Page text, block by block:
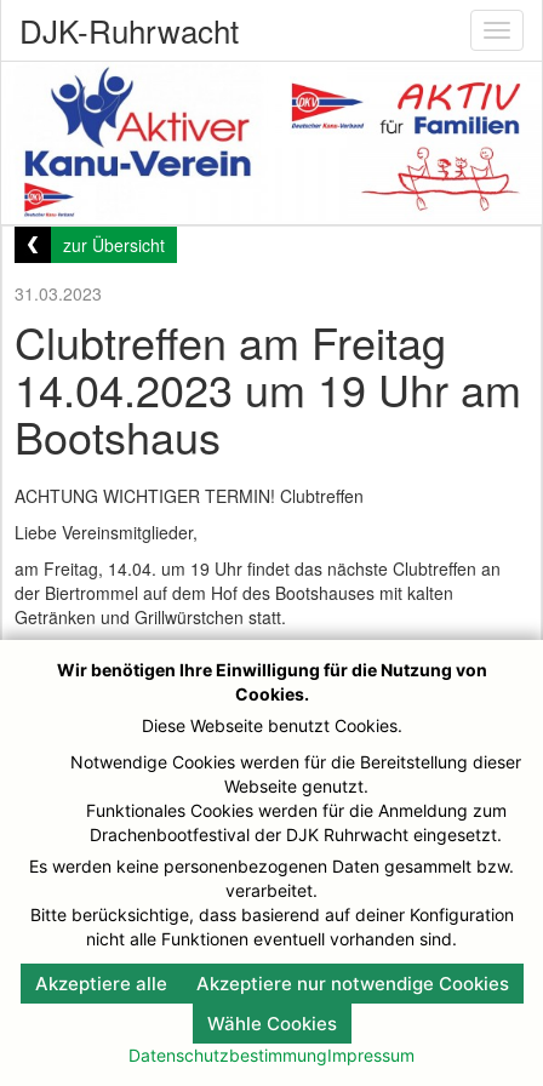
DJK-Ruhrwacht
zur Übersicht
31.03.2023
Clubtreffen am Freitag
14.04.2023 um 19 Uhr am
Bootshaus
ACHTUNG WICHTIGER TERMIN! Clubtreffen
Liebe Vereinsmitglieder,
am Freitag, 14.04. um 19 Uhr findet das nächste Clubtreffen an
der Biertrommel auf dem Hof des Bootshauses mit kalten
Getränken und Grillwürstchen statt.
zahlreiche Teilnahme würden wir uns sehr freuen.
Vorstand
Wir benötigen Ihre Einwilligung für die Nutzung von
Cookies.
Diese Webseite benutzt Cookies.
Notwendige Cookies werden für die Bereitstellung dieser
Webseite genutzt.
Funktionales Cookies werden für die Anmeldung zum
Drachenbootfestival der DJK Ruhrwacht eingesetzt.
Es werden keine personenbezogenen Daten gesammelt bzw.
verarbeitet.
Bitte berücksichtige, dass basierend auf deiner Konfiguration
nicht alle Funktionen eventuell vorhanden sind.
Akzeptiere alle
Akzeptiere nur notwendige Cookies
Wähle Cookies
DatenschutzbestimmungImpressum